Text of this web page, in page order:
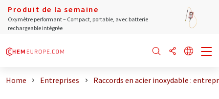
Produit de la semaine
Oxymètre performant – Compact, portable, avec batterie
rechargeable intégrée
Home Entreprises Raccords en acier inoxydable :